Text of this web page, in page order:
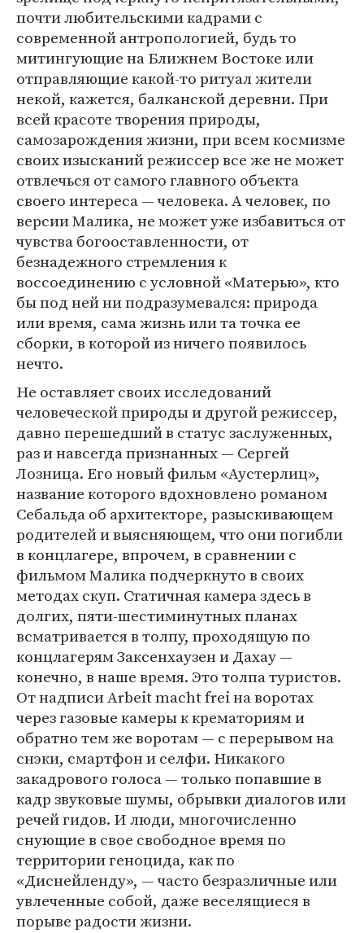
почти любительскими кадрами с
современной антропологией, будь то
митингующие на Ближнем Востоке или
отправляющие какой-то ритуал жители
некой, кажется, балканской деревни. При
всей красоте творения природы,
самозарождения жизни, при всем космизме
своих изысканий режиссер все же не может
отвлечься от самого главного объекта
своего интереса — человека. А человек, по
версии Малика, не может уже избавиться от
чувства богооставленности, от
безнадежного стремления к
воссоединению с условной «Матерью», кто
бы под ней ни подразумевался: природа
или время, сама жизнь или та точка ее
сборки, в которой из ничего появилось
нечто.
Не оставляет своих исследований
человеческой природы и другой режиссер,
давно перешедший в статус заслуженных,
раз и навсегда признанных — Сергей
Лозница. Его новый фильм «Аустерлиц»,
название которого вдохновлено романом
Себальда об архитекторе, разыскивающем
родителей и выясняющем, что они погибли
в концлагере, впрочем, в сравнении с
фильмом Малика подчеркнуто в своих
методах скуп. Статичная камера здесь в
долгих, пяти-шестиминутных планах
всматривается в толпу, проходящую по
концлагерям Заксенхаузен и Дахау —
конечно, в наше время. Это толпа туристов.
От надписи Arbeit macht frei на воротах
через газовые камеры к крематориям и
обратно тем же воротам — с перерывом на
снэки, смартфон и селфи. Никакого
закадрового голоса — только попавшие в
кадр звуковые шумы, обрывки диалогов или
речей гидов. И люди, многочисленно
снующие в свое свободное время по
территории геноцида, как по
«Диснейленду», — часто безразличные или
увлеченные собой, даже веселящиеся в
порыве радости жизни.